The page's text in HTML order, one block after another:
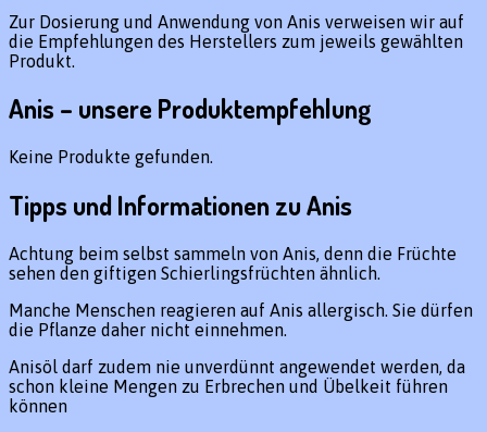
Zur Dosierung und Anwendung von Anis verweisen wir auf
die Empfehlungen des Herstellers zum jeweils gewählten
Produkt.
Anis – unsere Produktempfehlung
Keine Produkte gefunden.
Tipps und Informationen zu Anis
Achtung beim selbst sammeln von Anis, denn die Früchte
sehen den giftigen Schierlingsfrüchten ähnlich.
Manche Menschen reagieren auf Anis allergisch. Sie dürfen
die Pflanze daher nicht einnehmen.
Anisöl darf zudem nie unverdünnt angewendet werden, da
schon kleine Mengen zu Erbrechen und Übelkeit führen
können